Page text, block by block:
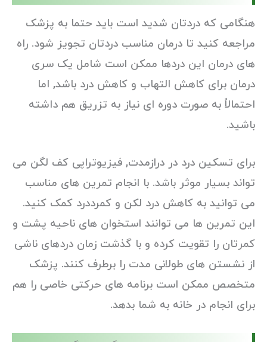
هنگامی که دردتان شدید است باید حتما به پزشک
مراجعه کنید تا درمان مناسب دردتان تجویز شود. راه
های درمان این دردها ممکن است شامل یک سری
درمان برای کاهش التهاب و کاهش درد باشد, اما
احتمالاً به صورت دوره ای نیاز به تزریق هم داشته
باشید.
برای تسکین درد در درازمدت, فیزیوتراپی کف لگن می
تواند بسیار موثر باشد. با انجام تمرین های مناسب
می توانید به کاهش درد لکن و کمرددرد کمک کنید.
این تمرین ها می توانند استخوان های ناحیه پشت و
کمرتان را تقویت کرده و با گذشت زمان دردهای ناشی
از نشستن های طولانی مدت را برطرف کنند. پزشک
متخصص ممکن است برنامه های حرکتی خاصی را هم
برای انجام در خانه به شما بدهد.